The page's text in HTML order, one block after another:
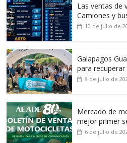
Las ventas de
Camiones y
10 de julio de
Galapagos
para recuperar
8 de julio de
Mercado de
mejor primer
6 de julio de